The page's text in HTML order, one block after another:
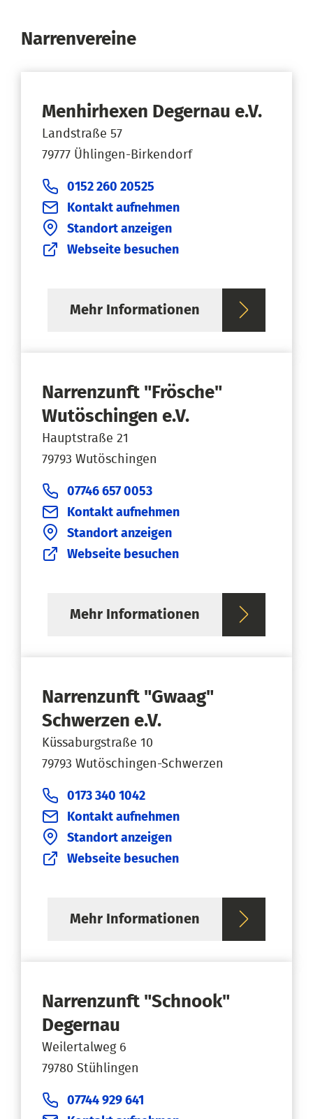
Narrenvereine
Menhirhexen Degernau e.V.
Landstraße 57
79777 Ühlingen-Birkendorf
0152 260 20525
Kontakt aufnehmen
Standort anzeigen
Webseite besuchen
Mehr Informationen
Narrenzunft "Frösche"
Wutöschingen e.V.
Hauptstraße 21
79793 Wutöschingen
07746 657 0053
Kontakt aufnehmen
Standort anzeigen
Webseite besuchen
Mehr Informationen
Narrenzunft "Gwaag"
Schwerzen e.V.
Küssaburgstraße 10
79793 Wutöschingen-Schwerzen
0173 340 1042
Kontakt aufnehmen
Standort anzeigen
Webseite besuchen
Mehr Informationen
Narrenzunft "Schnook"
Degernau
Weilertalweg 6
79780 Stühlingen
07744 929 641